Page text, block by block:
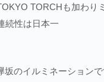
TORCHも加わり
続性は日本一
坂のイルミネーションで